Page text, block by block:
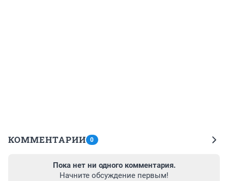
КОММЕНТАРИИ 0
Пока нет ни одного комментария.
Начните обсуждение первым!